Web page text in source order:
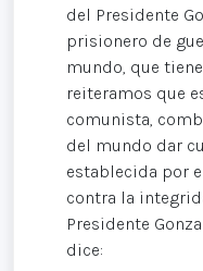
del Presidente
prisionero de
mundo, que
reiteramos que
comunista,
del mundo dar
establecida por
contra la
Presidente
dice: